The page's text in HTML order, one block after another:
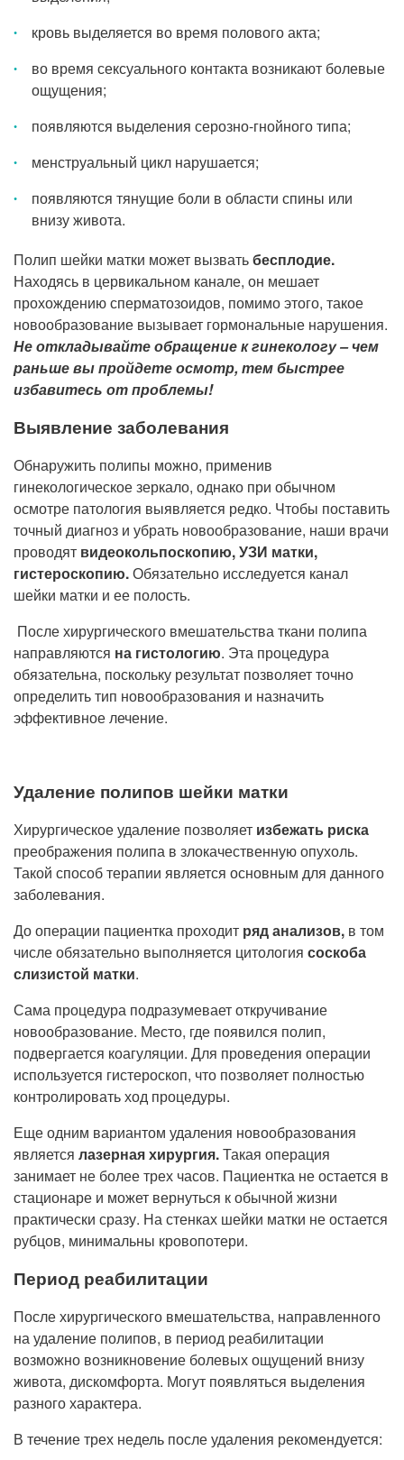
кровь выделяется во время полового акта;
во время сексуального контакта возникают болевые
ощущения;
появляются выделения серозно-гнойного типа;
менструальный цикл нарушается;
появляются тянущие боли в области спины или
внизу живота.
Полип шейки матки может вызватьбесплодие.
Находясь в цервикальном канале, он мешает
прохождению сперматозоидов, помимо этого, такое
новообразование вызывает гормональные нарушения.
Не откладывайте обращение к гинекологу – чем
раньше вы пройдете осмотр, тем быстрее
избавитесь от проблемы!
Выявление заболевания
Обнаружить полипы можно, применив
гинекологическое зеркало, однако при обычном
осмотре патология выявляется редко. Чтобы поставить
точный диагноз и убрать новообразование, наши врачи
проводят видеокольпоскопию, УЗИ матки,
гистероскопию.Обязательно исследуется канал
шейки матки и ее полость.
После хирургического вмешательства ткани полипа
направляются на гистологию. Эта процедура
обязательна, поскольку результат позволяет точно
определить тип новообразования и назначить
эффективное лечение.
Удаление полипов шейки матки
Хирургическое удаление позволяет избежать риска
преображения полипа в злокачественную опухоль.
Такой способ терапии является основным для данного
заболевания.
До операции пациентка проходит ряд анализов, в том
числе обязательно выполняется цитология соскоба
слизистой матки.
Сама процедура подразумевает откручивание
новообразование. Место, где появился полип,
подвергается коагуляции. Для проведения операции
используется гистероскоп, что позволяет полностью
контролировать ход процедуры.
Еще одним вариантом удаления новообразования
является лазерная хирургия.Такая операция
занимает не более трех часов. Пациентка не остается в
стационаре и может вернуться к обычной жизни
практически сразу. На стенках шейки матки не остается
рубцов, минимальны кровопотери.
Период реабилитации
После хирургического вмешательства, направленного
на удаление полипов, в период реабилитации
возможно возникновение болевых ощущений внизу
живота, дискомфорта. Могут появляться выделения
разного характера.
В течение трех недель после удаления рекомендуется: